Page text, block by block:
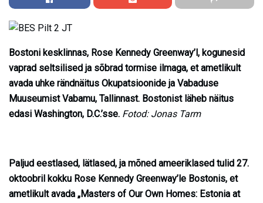
Bostoni kesklinnas, Rose Kennedy Greenway’l, kogunesid
vaprad seltsilised ja sõbrad tormise ilmaga, et ametlikult
avada uhke rändnäitus Okupatsioonide ja Vabaduse
Muuseumist Vabamu, Tallinnast. Bostonist läheb näitus
edasi Washington, D.C.’sse. Fotod: Jonas Tarm
Paljud eestlased, lätlased, ja mõned ameeriklased tulid 27.
oktoobril kokku Rose Kennedy Greenway’le Bostonis, et
ametlikult avada „Masters of Our Own Homes: Estonia at